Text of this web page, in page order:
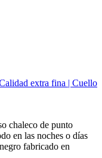
extra fina | Cuello
chaleco de punto
en las noches o días
fabricado en